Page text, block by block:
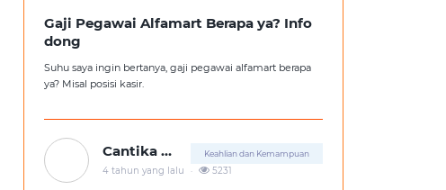
Gaji Pegawai Alfamart Berapa ya? Info
dong
Suhu saya ingin bertanya, gaji pegawai alfamart berapa
ya? Misal posisi kasir.
Cantika Putri Keahlian dan Kemampuan
4 tahun yang lalu . 5231